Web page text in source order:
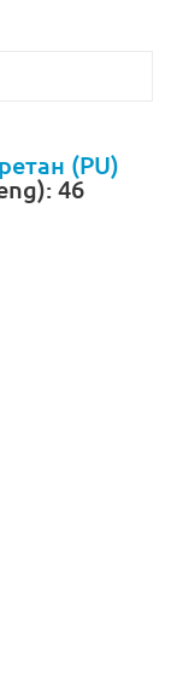
(PU)
46